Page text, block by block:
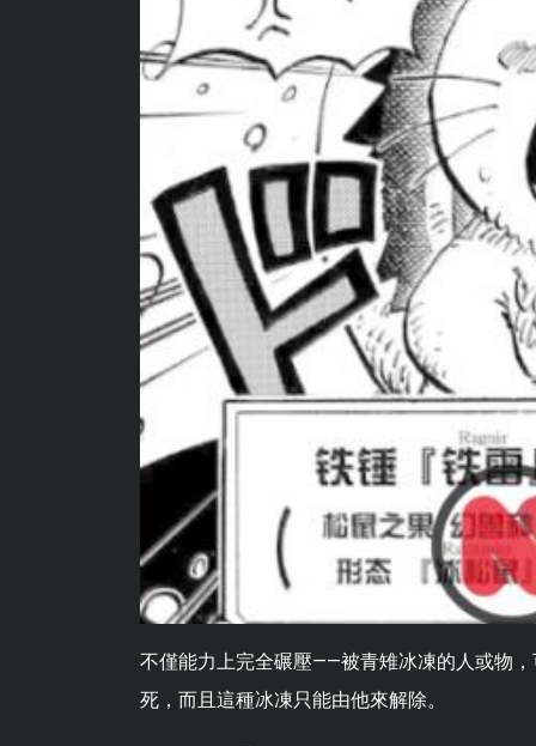
不僅能力上完全碾壓——被青雉冰凍的人或物
死，而且這種冰凍只能由他來解除。